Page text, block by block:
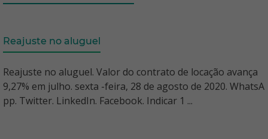
Reajuste no aluguel
Reajuste no aluguel. Valor do contrato de locação avança
9,27% em julho. sexta -feira, 28 de agosto de 2020. WhatsA
pp. Twitter. LinkedIn. Facebook. Indicar 1 ...